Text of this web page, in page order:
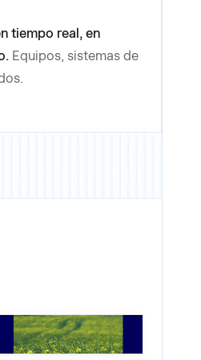
tiempo real, en
Equipos, sistemas de